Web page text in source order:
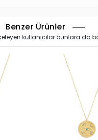
Benzer Ürünler
kullanıcılar bunlara da